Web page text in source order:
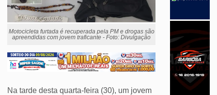
Motocicleta furtada é recuperada pela PM e drogas são
apreendidas com jovem traficante - Foto: Divulgação
Na tarde desta quarta-feira (30), um jovem